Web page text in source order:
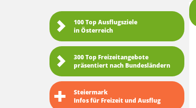
100 Top Ausflugsziele
in Österreich
300 Top Freizeitangebote
präsentiert nach Bundesländern
Steiermark
Infos für Freizeit und Ausflug